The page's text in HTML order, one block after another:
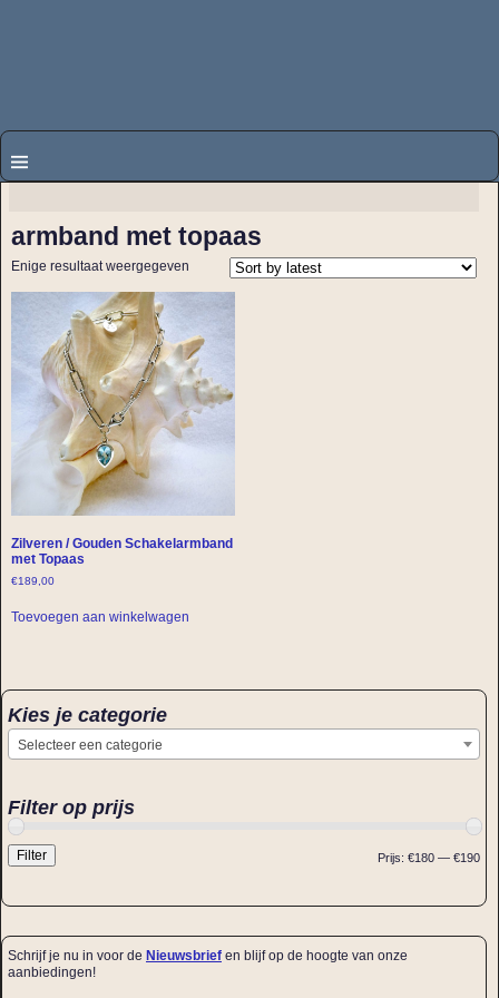
armband met topaas
Enige resultaat weergegeven
Zilveren / Gouden Schakelarmband
met Topaas
€189,00
Toevoegen aan winkelwagen
Kies je categorie
Selecteer een categorie
Filter op prijs
Filter Prijs: €180 — €190
Schrijf je nu in voor de Nieuwsbrief en blijf op de hoogte van onze
aanbiedingen!